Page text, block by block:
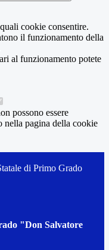
cookie consentire.
il funzionamento della
al funzionamento potete
possono essere
nella pagina della cookie
di Primo Grado
"Don Salvatore